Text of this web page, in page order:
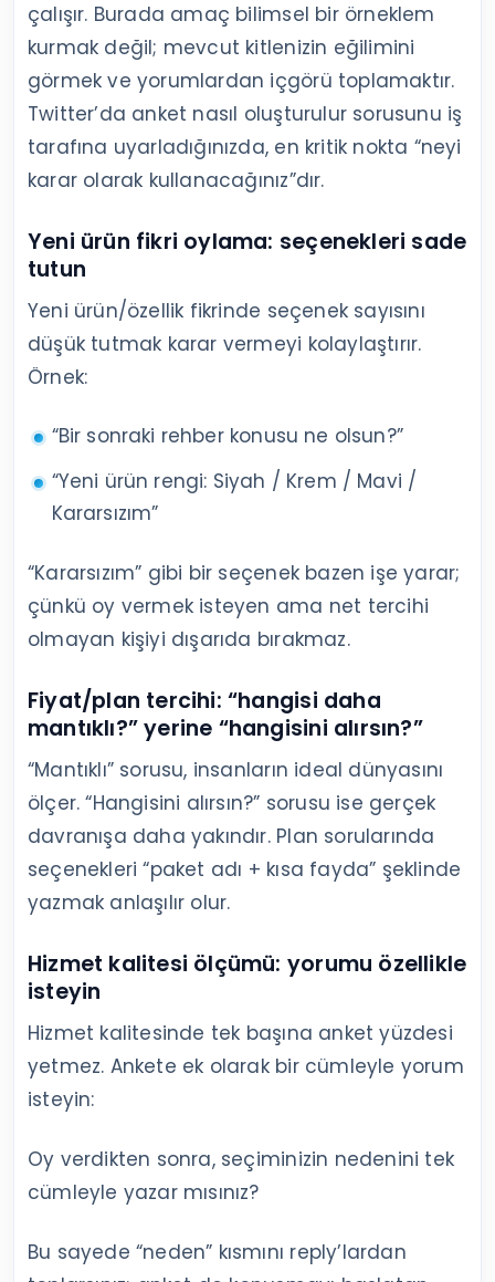
çalışır. Burada amaç bilimsel bir örneklem
kurmak değil; mevcut kitlenizin eğilimini
görmek ve yorumlardan içgörü toplamaktır.
Twitter’da anket nasıl oluşturulur sorusunu iş
tarafına uyarladığınızda, en kritik nokta “neyi
karar olarak kullanacağınız”dır.
Yeni ürün fikri oylama: seçenekleri sade
tutun
Yeni ürün/özellik fikrinde seçenek sayısını
düşük tutmak karar vermeyi kolaylaştırır.
Örnek:
“Bir sonraki rehber konusu ne olsun?”
“Yeni ürün rengi: Siyah / Krem / Mavi /
Kararsızım”
“Kararsızım” gibi bir seçenek bazen işe yarar;
çünkü oy vermek isteyen ama net tercihi
olmayan kişiyi dışarıda bırakmaz.
Fiyat/plan tercihi: “hangisi daha
mantıklı?” yerine “hangisini alırsın?”
“Mantıklı” sorusu, insanların ideal dünyasını
ölçer. “Hangisini alırsın?” sorusu ise gerçek
davranışa daha yakındır. Plan sorularında
seçenekleri “paket adı + kısa fayda” şeklinde
yazmak anlaşılır olur.
Hizmet kalitesi ölçümü: yorumu özellikle
isteyin
Hizmet kalitesinde tek başına anket yüzdesi
yetmez. Ankete ek olarak bir cümleyle yorum
isteyin:
Oy verdikten sonra, seçiminizin nedenini tek
cümleyle yazar mısınız?
Bu sayede “neden” kısmını reply’lardan